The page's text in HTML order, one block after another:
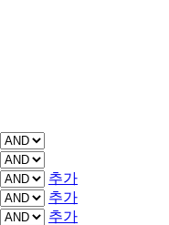
추가
추가
추가